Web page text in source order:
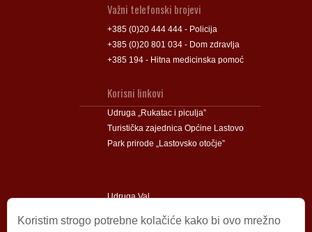
Važni telefonski brojevi
+385 (0)20 444 444 - Policija
+385 (0)20 801 034 - Dom zdravlja
+385 194 - Hitna medicinska pomoć
Korisni linkovi
Udruga „Rukatac i piculja”
Turistička zajednica Općine Lastovo
Park prirode „Lastovsko otočje”
Udruga Val
Koristim strogo potrebne kolačiće kako bi ovo mrežno